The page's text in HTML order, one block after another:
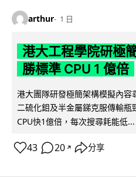
arthur 1 日
港大工程學院研極
勝標準 CPU 1 億倍
港大團隊研發極簡架構模擬內容
二硫化鉬及半金屬銻克服傳輸
CPU快1億倍，每次搜尋耗能低...
43 20 ↗ 分享